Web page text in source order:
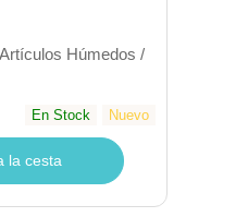
Húmedos /
En Stock Nuevo
la cesta